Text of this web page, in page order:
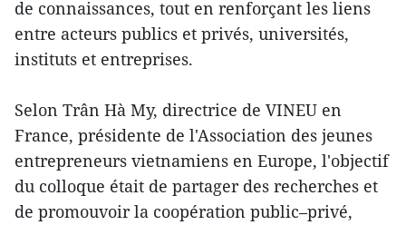
de connaissances, tout en renforçant les liens
entre acteurs publics et privés, universités,
instituts et entreprises.
Selon Trân Hà My, directrice de VINEU en
France, présidente de l'Association des jeunes
entrepreneurs vietnamiens en Europe, l'objectif
du colloque était de partager des recherches et
de promouvoir la coopération public–privé,